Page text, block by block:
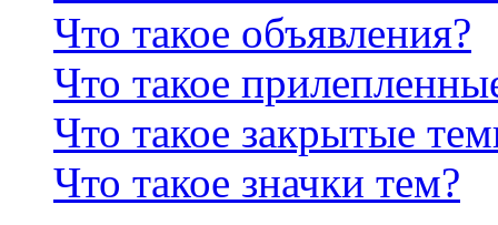
Что такое объявления?
Что такое
Что такое закрытые
Что такое значки тем?